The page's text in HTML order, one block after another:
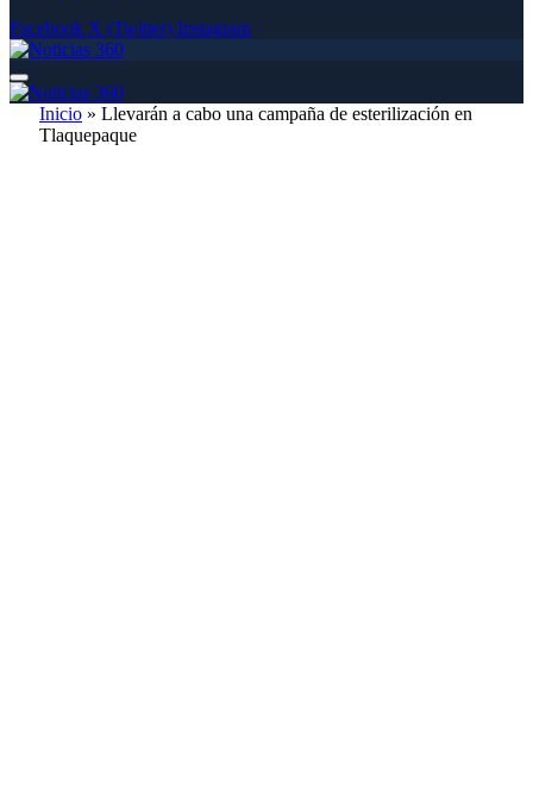
Facebook X (Twitter) Instagram
Inicio » Llevarán a cabo una campaña de esterilización en
Tlaquepaque